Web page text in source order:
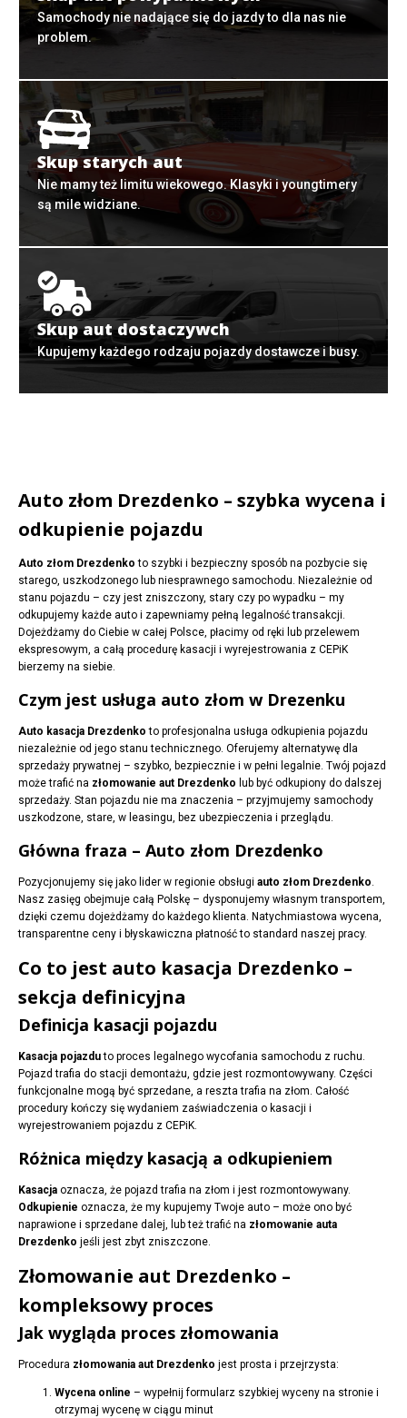
Samochody nie nadające się do jazdy to dla nas nie
problem.
Skup starych aut
Nie mamy też limitu wiekowego. Klasyki i youngtimery
są mile widziane.
Skup aut dostaczywch
Kupujemy każdego rodzaju pojazdy dostawcze i busy.
Auto złom Drezdenko – szybka wycena i
odkupienie pojazdu
Auto złom Drezdenko to szybki i bezpieczny sposób na pozbycie się
starego, uszkodzonego lub niesprawnego samochodu. Niezależnie od
stanu pojazdu – czy jest zniszczony, stary czy po wypadku – my
odkupujemy każde auto i zapewniamy pełną legalność transakcji.
Dojeżdżamy do Ciebie w całej Polsce, płacimy od ręki lub przelewem
ekspresowym, a całą procedurę kasacji i wyrejestrowania z CEPiK
bierzemy na siebie.
Czym jest usługa auto złom w Drezenku
Auto kasacja Drezdenko to profesjonalna usługa odkupienia pojazdu
niezależnie od jego stanu technicznego. Oferujemy alternatywę dla
sprzedaży prywatnej – szybko, bezpiecznie i w pełni legalnie. Twój pojazd
może trafić na złomowanie aut Drezdenko lub być odkupiony do dalszej
sprzedaży. Stan pojazdu nie ma znaczenia – przyjmujemy samochody
uszkodzone, stare, w leasingu, bez ubezpieczenia i przeglądu.
Główna fraza – Auto złom Drezdenko
Pozycjonujemy się jako lider w regionie obsługi auto złom Drezdenko.
Nasz zasięg obejmuje całą Polskę – dysponujemy własnym transportem,
dzięki czemu dojeżdżamy do każdego klienta. Natychmiastowa wycena,
transparentne ceny i błyskawiczna płatność to standard naszej pracy.
Co to jest auto kasacja Drezdenko –
sekcja definicyjna
Definicja kasacji pojazdu
Kasacja pojazduto proces legalnego wycofania samochodu z ruchu.
Pojazd trafia do stacji demontażu, gdzie jest rozmontowywany. Części
funkcjonalne mogą być sprzedane, a reszta trafia na złom. Całość
procedury kończy się wydaniem zaświadczenia o kasacji i
wyrejestrowaniem pojazdu z CEPiK.
Różnica między kasacją a odkupieniem
Kasacja oznacza, że pojazd trafia na złom i jest rozmontowywany.
Odkupienie oznacza, że my kupujemy Twoje auto – może ono być
naprawione i sprzedane dalej, lub też trafić na złomowanie auta
Drezdenko jeśli jest zbyt zniszczone.
Złomowanie aut Drezdenko –
kompleksowy proces
Jak wygląda proces złomowania
Procedura złomowania aut Drezdenko jest prosta i przejrzysta:
Wycena online – wypełnij formularz szybkiej wyceny na stronie i
otrzymaj wycenę w ciągu minut